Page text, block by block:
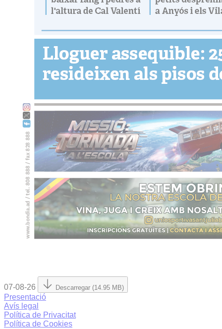
07-08-26 Descarregar (14.95 MB)
Presentació
Avís legal
Política de Privacitat
Política de Cookies